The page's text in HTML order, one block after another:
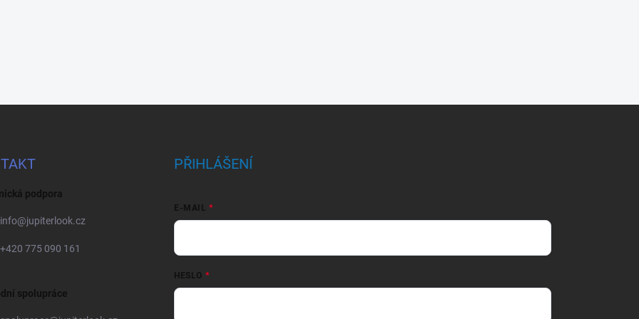
podpora
info@jupiterlook.cz
+420 775 090 161
spolupráce
PŘIHLÁŠENÍ
E-MAIL
HESLO